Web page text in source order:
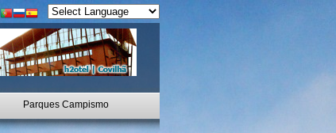
Parques Campismo